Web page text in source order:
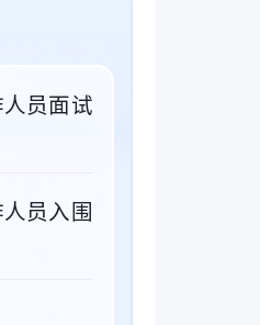
员面试
员入围